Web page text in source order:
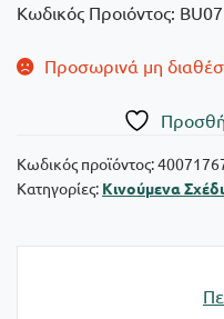
Κωδικός Προιόντος:
Προσωρινά μη
Κωδικός προϊόντος:
Κατηγορίες: Κινούμενα